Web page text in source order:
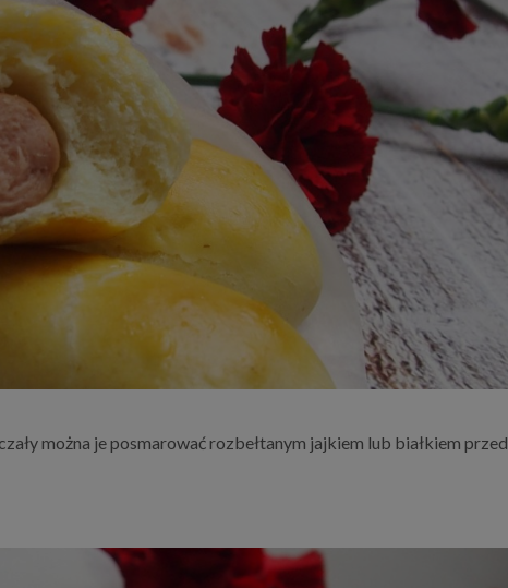
można je posmarować rozbełtanym jajkiem lub białkiem przed